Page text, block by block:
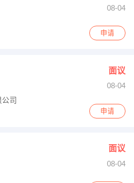
08-04
申请
面议
08-04
司
申请
面议
08-04